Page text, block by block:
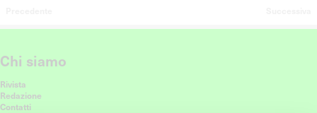
Chi siamo
Rivista
Redazione
Contatti